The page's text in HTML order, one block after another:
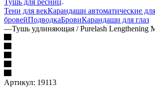
Тени для векКарандаши автоматические для
бровейПодводкаБровиКарандаши для глаз
—Тушь удлиняющая / Purelash Lengthening
Артикул: 19113